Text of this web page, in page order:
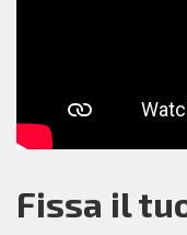
Fissa il